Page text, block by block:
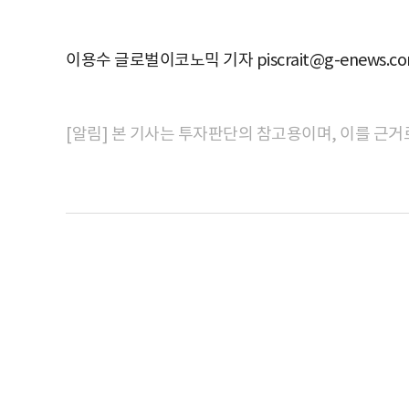
이용수 글로벌이코노믹 기자 piscrait@g-
[알림] 본 기사는 투자판단의 참고용이며, 이를 근